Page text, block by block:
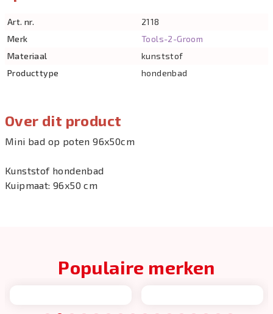
Over dit product
Mini bad op poten 96x50cm
Kunststof hondenbad
Kuipmaat: 96x50 cm
Art. nr.
2118
Merk
Tools-2-Groom
Materiaal
kunststof
Producttype
hondenbad
Populaire merken